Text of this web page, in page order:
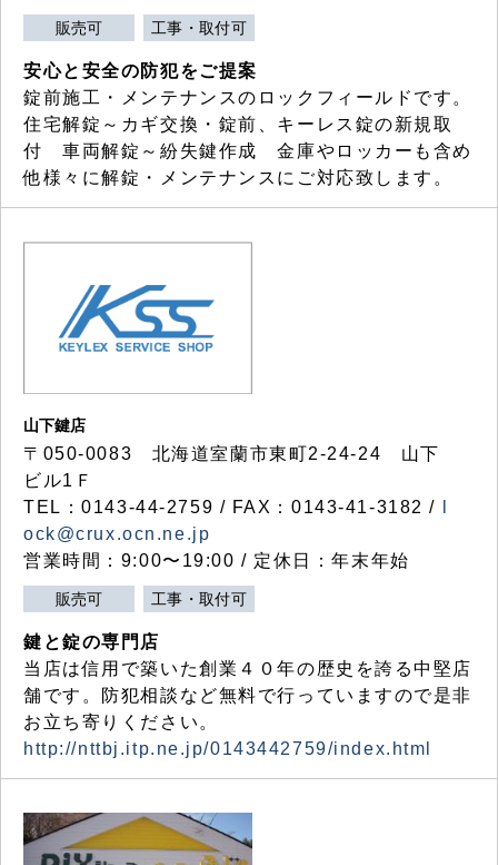
販売可 工事・取付可
安心と安全の防犯をご提案
錠前施工・メンテナンスのロックフィールドです。
住宅解錠～カギ交換・錠前、キーレス錠の新規取
付 車両解錠～紛失鍵作成 金庫やロッカーも含め
他様々に解錠・メンテナンスにご対応致します。
山下鍵店
〒050-0083 北海道室蘭市東町2-24-24 山下
ビル1Ｆ
TEL：0143-44-2759 / FAX：0143-41-3182 /
ock@crux.ocn.ne.jp
営業時間：9:00〜19:00 / 定休日：年末年始
販売可 工事・取付可
鍵と錠の専門店
当店は信用で築いた創業４０年の歴史を誇る中堅店
舗です。防犯相談など無料で行っていますので是非
お立ち寄りください。
http://nttbj.itp.ne.jp/0143442759/index.html